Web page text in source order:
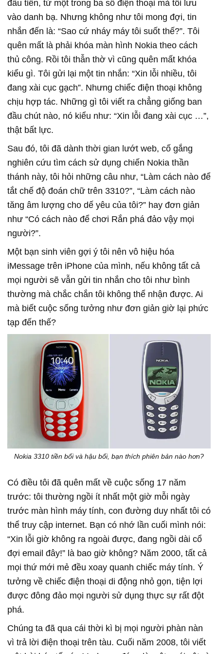
đầu tiên, từ một trong ba số điện thoại mà tôi lưu
vào danh bạ. Nhưng không như tôi mong đợi, tin
nhắn đến là: “Sao cứ nháy máy tôi suốt thế?”. Tôi
quên mất là phải khóa màn hình Nokia theo cách
thủ công. Rồi tôi thẫn thờ vì cũng quên mất khóa
kiểu gì. Tôi gửi lại một tin nhắn: “Xin lỗi nhiều, tôi
đang xài cục gạch”. Nhưng chiếc điện thoại không
chịu hợp tác. Những gì tôi viết ra chẳng giống ban
đầu chút nào, nó kiểu như: “Xin lỗi đang xài cục …”,
thật bất lực.
Sau đó, tôi đã dành thời gian lướt web, cố gắng
nghiên cứu tìm cách sử dụng chiến Nokia thần
thánh này, tôi hỏi những câu như, “Làm cách nào để
tắt chế độ đoán chữ trên 3310?”, “Làm cách nào
tăng âm lượng cho dế yêu của tôi?” hay đơn giản
như “Có cách nào để chơi Rắn phá đảo vậy mọi
người?”.
Một bạn sinh viên gợi ý tôi nên vô hiệu hóa
iMessage trên iPhone của mình, nếu không tất cả
mọi người sẽ vẫn gửi tin nhắn cho tôi như bình
thường mà chắc chắn tôi không thể nhận được. Ai
mà biết cuộc sống tưởng như đơn giản giờ lại phức
tạp đến thế?
Nokia 3310 tiền bối và hậu bối, bạn thích phiên bản nào hơn?
Có điều tôi đã quên mất về cuộc sống 17 năm
trước: tôi thường ngồi ít nhất một giờ mỗi ngày
trước màn hình máy tính, con đường duy nhất tôi có
thể truy cập internet. Bạn có nhớ lần cuối mình nói:
“Xin lỗi giờ không ra ngoài được, đang ngồi dài cổ
đợi email đây!” là bao giờ không? Năm 2000, tất cả
mọi thứ mới mẻ đều xoay quanh chiếc máy tính. Ý
tưởng về chiếc điện thoại di động nhỏ gọn, tiện lợi
được đông đảo mọi người sử dụng thực sự rất đột
phá.
Chúng ta đã qua cái thời kì bị mọi người phàn nàn
vì trả lời điện thoại trên tàu. Cuối năm 2008, tôi viết